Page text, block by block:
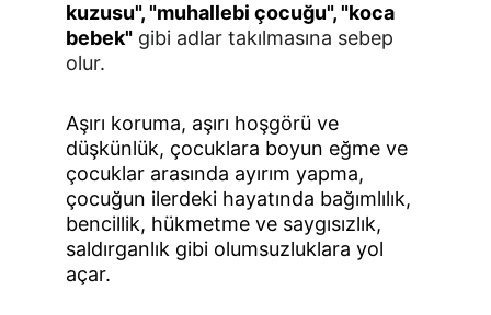
kuzusu", "mu­hallebi çocuğu", "koca
bebek" gibi adlar takılmasına sebep
olur.
Aşırı koruma, aşırı hoşgörü ve
düşkünlük, çocuklara bo­yun eğme ve
çocuklar arasında ayırım yapma,
çocuğun ilerdeki hayatında bağımlılık,
bencil­lik, hükmetme ve saygısızlık,
saldırganlık gibi olumsuzlukla­ra yol
açar.